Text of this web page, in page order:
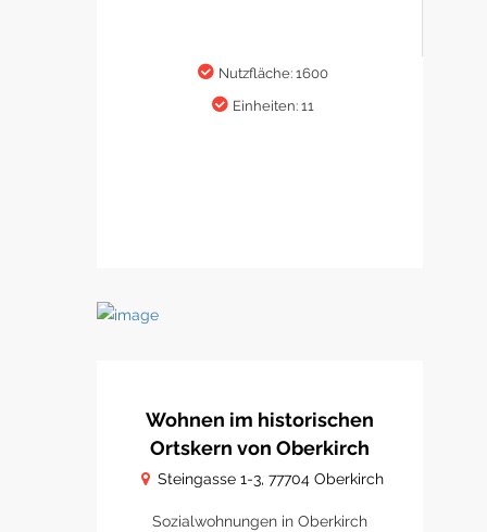
Nutzfläche: 1600
Einheiten: 11
Wohnen im historischen
Ortskern von Oberkirch
Steingasse 1-3, 77704 Oberkirch
Sozialwohnungen in Oberkirch